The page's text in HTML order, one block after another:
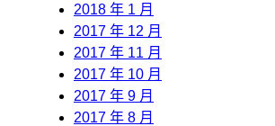
2018 年 1 月
2017 年 12 月
2017 年 11 月
2017 年 10 月
2017 年 9 月
2017 年 8 月